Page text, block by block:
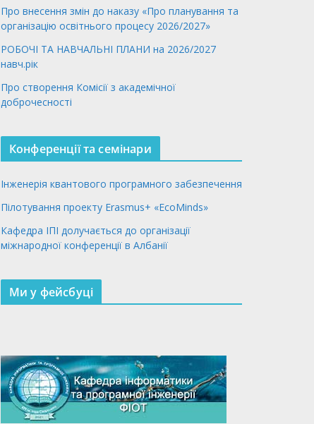
Про внесення змін до наказу «Про планування та
організацію освітнього процесу 2026/2027»
РОБОЧІ ТА НАВЧАЛЬНІ ПЛАНИ на 2026/2027
навч.рік
Про створення Комісії з академічної
доброчесності
Конференції та семінари
Інженерія квантового програмного забезпечення
Пілотування проекту Erasmus+ «EcoMinds»
Кафедра ІПІ долучається до організації
міжнародної конференції в Албанії
Ми у фейсбуці